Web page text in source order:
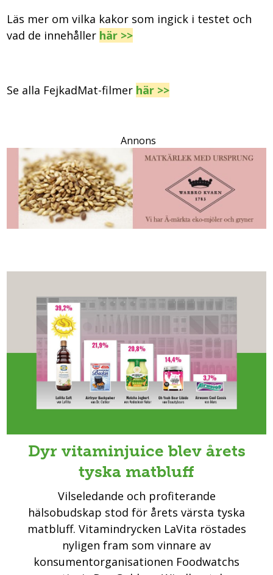
Läs mer om vilka kakor som ingick i testet och
vad de innehåller här >>
Se alla FejkadMat-filmer här >>
Annons
Dyr vitaminjuice blev årets
tyska matbluff
Vilseledande och profiterande
hälsobudskap stod för årets värsta tyska
matbluff. Vitamindrycken LaVita röstades
nyligen fram som vinnare av
konsumentorganisationen Foodwatchs